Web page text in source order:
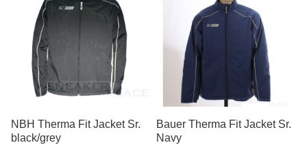
NBH Therma Fit Jacket Sr.
black/grey
Bauer Therma Fit Jacket Sr.
Navy